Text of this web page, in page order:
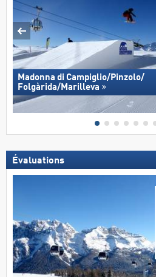
Madonna di Campiglio/​Pinzolo/​
Folgàrida/​Marilleva
Évaluations